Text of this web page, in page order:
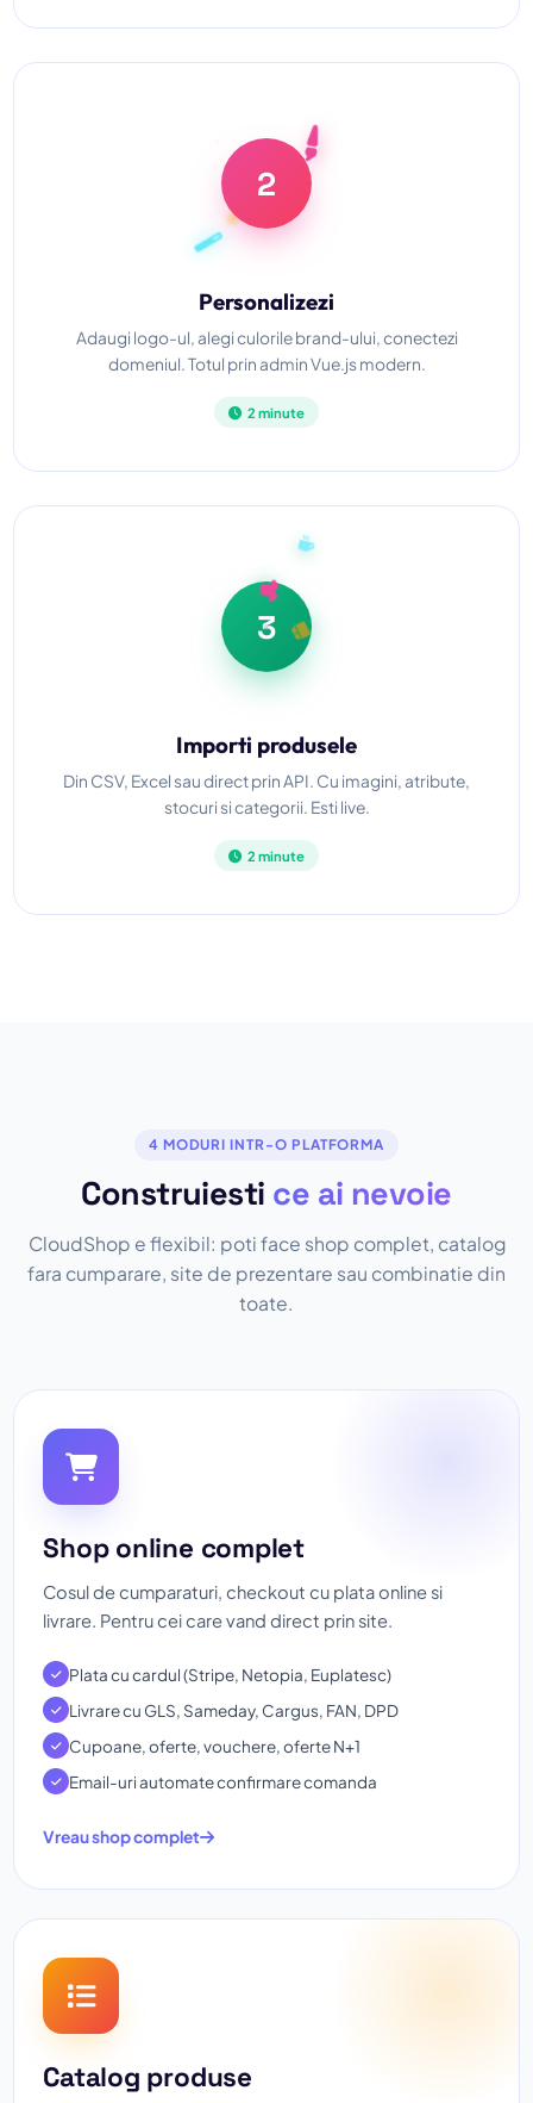
2
Personalizezi
Adaugi logo-ul, alegi culorile brand-ului, conectezi
domeniul. Totul prin admin Vue.js modern.
2 minute
3
Importi produsele
Din CSV, Excel sau direct prin API. Cu imagini, atribute,
stocuri si categorii. Esti live.
2 minute
4 MODURI INTR-O PLATFORMA
Construiesti ce ai nevoie
CloudShop e flexibil: poti face shop complet, catalog
fara cumparare, site de prezentare sau combinatie din
toate.
Shop online complet
Cosul de cumparaturi, checkout cu plata online si
livrare. Pentru cei care vand direct prin site.
Plata cu cardul (Stripe, Netopia, Euplatesc)
Livrare cu GLS, Sameday, Cargus, FAN, DPD
Cupoane, oferte, vouchere, oferte N+1
Email-uri automate confirmare comanda
Vreau shop complet
Catalog produse